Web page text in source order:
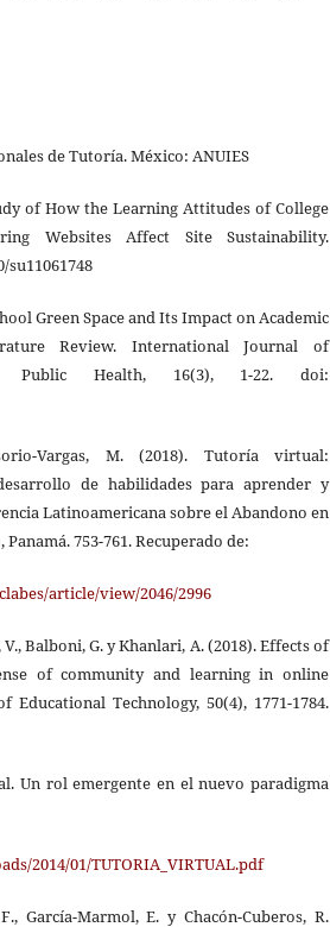
de Tutoría. México: ANUIES
of How the Learning Attitudes of College
Websites Affect Site Sustainability.
su11061748
Green Space and Its Impact on Academic
Review. International Journal of
Public Health, 16(3), 1-22. doi:
Vargas, M. (2018). Tutoría virtual:
de habilidades para aprender y
Latinoamericana sobre el Abandono en
753-761. Recuperado de:
article/view/2046/2996
Balboni, G. y Khanlari, A. (2018). Effects of
of community and learning in online
Technology, 50(4), 1771-1784.
Un rol emergente en el nuevo paradigma
2014/01/TUTORIA_VIRTUAL.pdf
García-Marmol, E. y Chacón-Cuberos, R.